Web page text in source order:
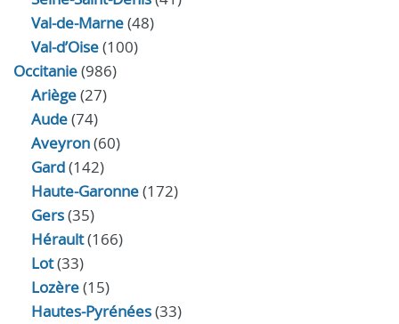
Val-de-Marne(48)
Val-d’Oise(100)
Occitanie(986)
Ariège(27)
Aude(74)
Aveyron(60)
Gard(142)
Haute-Garonne(172)
Gers(35)
Hérault(166)
Lot(33)
Lozère(15)
Hautes-Pyrénées(33)